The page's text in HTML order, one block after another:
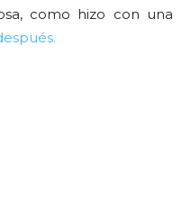
como hizo con una